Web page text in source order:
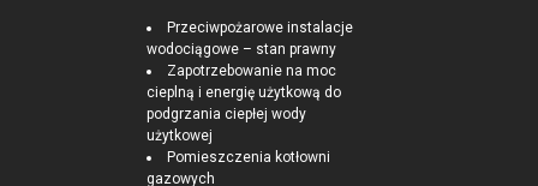
Przeciwpożarowe instalacje
wodociągowe – stan prawny
Zapotrzebowanie na moc
cieplną i energię użytkową do
podgrzania ciepłej wody
użytkowej
Pomieszczenia kotłowni
gazowych